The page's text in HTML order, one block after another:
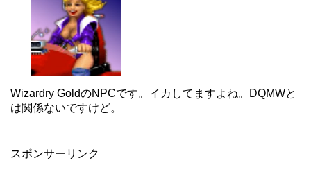
Wizardry GoldのNPCです。イカしてますよね。DQMWと
は関係ないですけど。
スポンサーリンク